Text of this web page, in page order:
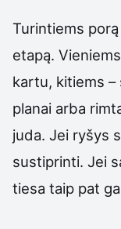
Turintiems
etapą.
kartu, kitiems
planai arba
juda. Jei ryšys
sustiprinti. Jei
tiesa taip pat